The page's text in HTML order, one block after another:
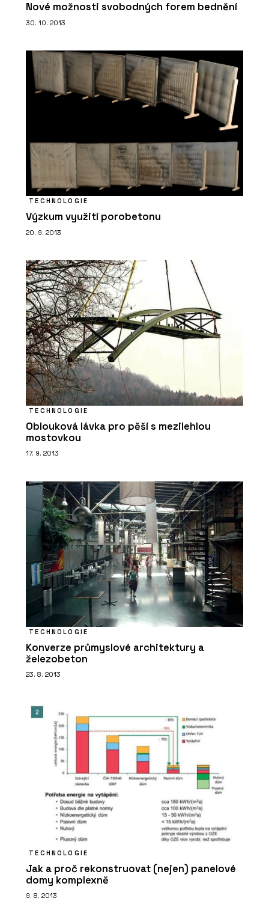
ČLÁNKY
Secesní byt na nábřeží
Nic neodflákneme, to se v řemesle
SLUŽBY
Výroba na zakázku - DEVOTO
Nové možnosti svobodných forem bednění
30. 10. 2013
TECHNOLOGIE
Výzkum využití porobetonu
20. 9. 2013
TECHNOLOGIE
Oblouková lávka pro pěší s mezilehlou
mostovkou
17. 9. 2013
TECHNOLOGIE
Konverze průmyslové architektury a
železobeton
23. 8. 2013
TECHNOLOGIE
Jak a proč rekonstruovat (nejen) panelové
domy komplexně
9. 8. 2013